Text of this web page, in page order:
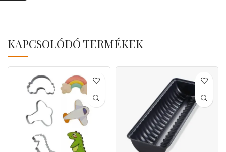
KAPCSOLÓDÓ TERMÉKEK